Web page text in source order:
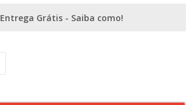
Entrega Grátis - Saiba como!